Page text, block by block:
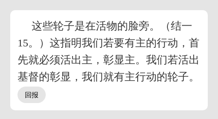
这些轮子是在活物的脸旁。（结一
15。）这指明我们若要有主的行动，首
先就必须活出主，彰显主。我们若活出
基督的彰显，我们就有主行动的轮子。